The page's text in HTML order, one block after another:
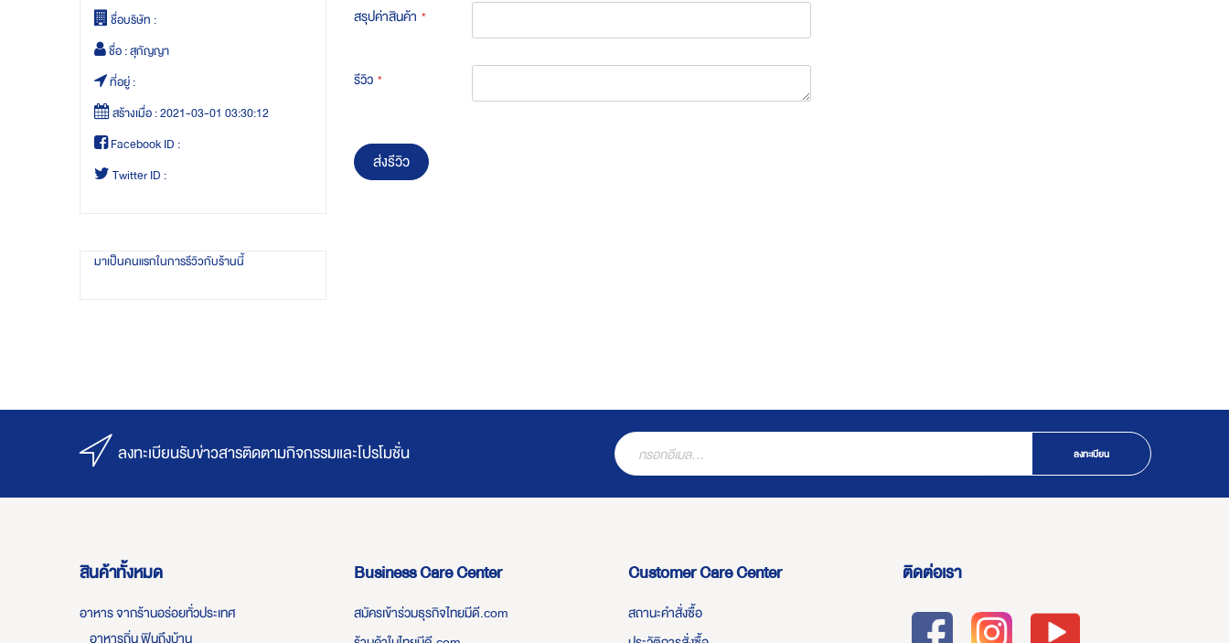
ชื่อบริษัท :
ชื่อ :สุกัญญา
ที่อยู่ :
สร้างเมื่อ :2021-03-01 03:30:12
Facebook ID :
Twitter ID :
มาเป็นคนแรกในการรีวิวกับร้านนี้
สรุปค่าสินค้า
รีวิว
ส่งรีวิว
ลงทะเบียนรับข่าวสารติดตามกิจกรรมและโปรโมชั่น ลงทะเบียน
สินค้าทั้งหมด
อาหาร จากร้านอร่อยทั่วประเทศ
อาหารถิ่น ฟินถึงบ้าน
Business Care Center
สมัครเข้าร่วมธุรกิจไทยมีดี.com
Customer Care Center
สถานะคำสั่งซื้อ
ติดต่อเรา